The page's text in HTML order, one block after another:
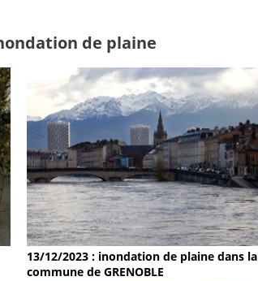
de plaine
13/12/2023 : inondation de plaine dans la
commune de GRENOBLE